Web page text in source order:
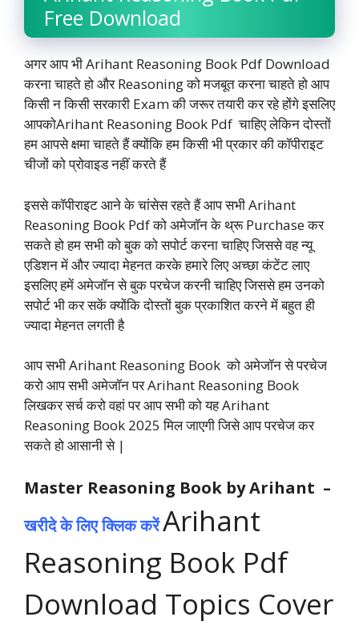
Free Download
अगर आप भी Arihant Reasoning Book Pdf Download
करना चाहते हो और Reasoning को मजबूत करना चाहते हो आप
किसी न किसी सरकारी Exam की जरूर तयारी कर रहे होंगे इसलिए
आपकोArihant Reasoning Book Pdf चाहिए लेकिन दोस्तों
हम आपसे क्षमा चाहते हैं क्योंकि हम किसी भी प्रकार की कॉपीराइट
चीजों को प्रोवाइड नहीं करते हैं
इससे कॉपीराइट आने के चांसेस रहते हैं आप सभी Arihant
Reasoning Book Pdf कोअमेजॉन के थ्रू Purchase कर
सकते हो हम सभी को बुक को सपोर्ट करना चाहिए जिससे वह न्यू
एडिशन में और ज्यादा मेहनत करके हमारे लिए अच्छा कंटेंट लाए
इसलिए हमें अमेजॉन से बुक परचेज करनी चाहिए जिससे हम उनको
सपोर्ट भी कर सकें क्योंकि दोस्तों बुक प्रकाशित करने में बहुत ही
ज्यादा मेहनत लगती है
आप सभी Arihant Reasoning Book को अमेजॉन से परचेज
करो आप सभी अमेजॉन पर Arihant Reasoning Book
लिखकर सर्च करो वहां पर आप सभी को यह Arihant
Reasoning Book 2025 मिल जाएगी जिसे आप परचेज कर
सकते हो आसानी से |
Master Reasoning Book by Arihant –
खरीदे के लिए क्लिक करेंArihant
Reasoning Book Pdf
Download Topics Cover